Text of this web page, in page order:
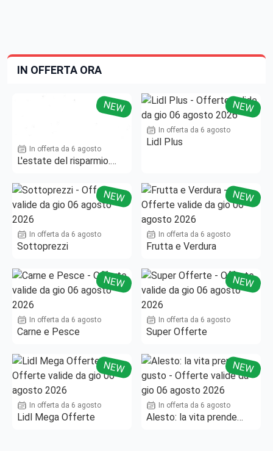
IN OFFERTA ORA
NEW
In offerta da 6 agosto
L'estate del risparmio.
NEW
In offerta da 6 agosto
Lidl Plus
NEW
In offerta da 6 agosto
Sottoprezzi
NEW
In offerta da 6 agosto
Frutta e Verdura
NEW
In offerta da 6 agosto
Carne e Pesce
NEW
In offerta da 6 agosto
Super Offerte
NEW
In offerta da 6 agosto
Lidl Mega Offerte
NEW
In offerta da 6 agosto
Alesto: la vita prende